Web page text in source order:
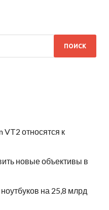
VT2 относятся к
новые объективы в
на 25,8 млрд